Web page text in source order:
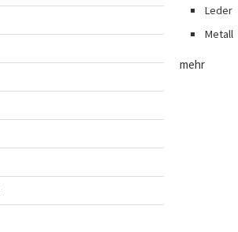
Leder
Metall
mehr